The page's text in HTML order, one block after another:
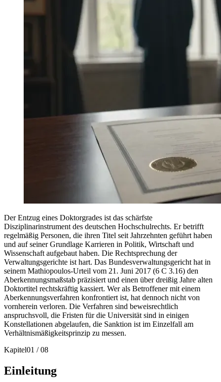
Der Entzug eines Doktorgrades ist das schärfste
Disziplinarinstrument des deutschen Hochschulrechts. Er betrifft
regelmäßig Personen, die ihren Titel seit Jahrzehnten geführt haben
und auf seiner Grundlage Karrieren in Politik, Wirtschaft und
Wissenschaft aufgebaut haben. Die Rechtsprechung der
Verwaltungsgerichte ist hart. Das Bundesverwaltungsgericht hat in
seinem Mathiopoulos-Urteil vom 21. Juni 2017 (6 C 3.16) den
Aberkennungsmaßstab präzisiert und einen über dreißig Jahre alten
Doktortitel rechtskräftig kassiert. Wer als Betroffener mit einem
Aberkennungsverfahren konfrontiert ist, hat dennoch nicht von
vornherein verloren. Die Verfahren sind beweisrechtlich
anspruchsvoll, die Fristen für die Universität sind in einigen
Konstellationen abgelaufen, die Sanktion ist im Einzelfall am
Verhältnismäßigkeitsprinzip zu messen.
Kapitel01 /08
Einleitung